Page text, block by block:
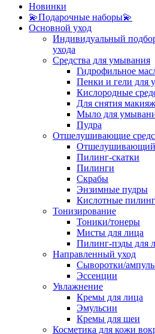
Новинки
💫Подарочные наборы💫
Основной уход
Индивидуальный
ухода
Средства для умывания
Гидрофильное
Пенки и гели для
Кислородные
Для снятия
Мыло для
Пудра
Отшелушивающие
Пилинг-скатки
Пилинги
Скрабы
Энзимные пудры
Кислотные
Тонизирование
Тоники/тонеры
Мисты для лица
Пилинг-пэды для
Направленный уход
Сыворотки/
Эссенции
Увлажнение
Кремы для лица
Эмульсии
Кремы для шеи
Косметика для кожи